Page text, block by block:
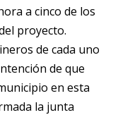
a cinco de los
proyecto.
de cada uno
de que
en esta
la junta